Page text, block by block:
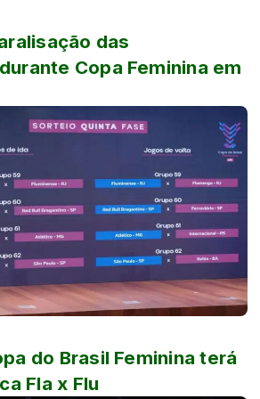
das
Copa Feminina em
do Brasil Feminina terá
Fla x Flu